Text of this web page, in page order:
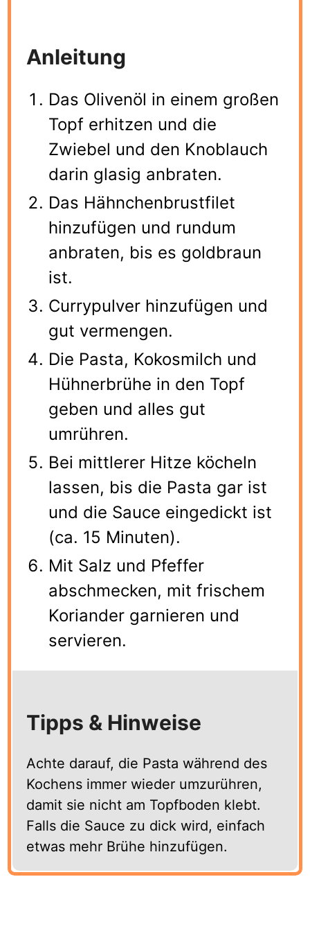
Anleitung
Das Olivenöl in einem großen
Topf erhitzen und die
Zwiebel und den Knoblauch
darin glasig anbraten.
Das Hähnchenbrustfilet
hinzufügen und rundum
anbraten, bis es goldbraun
ist.
Currypulver hinzufügen und
gut vermengen.
Die Pasta, Kokosmilch und
Hühnerbrühe in den Topf
geben und alles gut
umrühren.
Bei mittlerer Hitze köcheln
lassen, bis die Pasta gar ist
und die Sauce eingedickt ist
(ca. 15 Minuten).
Mit Salz und Pfeffer
abschmecken, mit frischem
Koriander garnieren und
servieren.
Tipps & Hinweise
Achte darauf, die Pasta während des
Kochens immer wieder umzurühren,
damit sie nicht am Topfboden klebt.
Falls die Sauce zu dick wird, einfach
etwas mehr Brühe hinzufügen.